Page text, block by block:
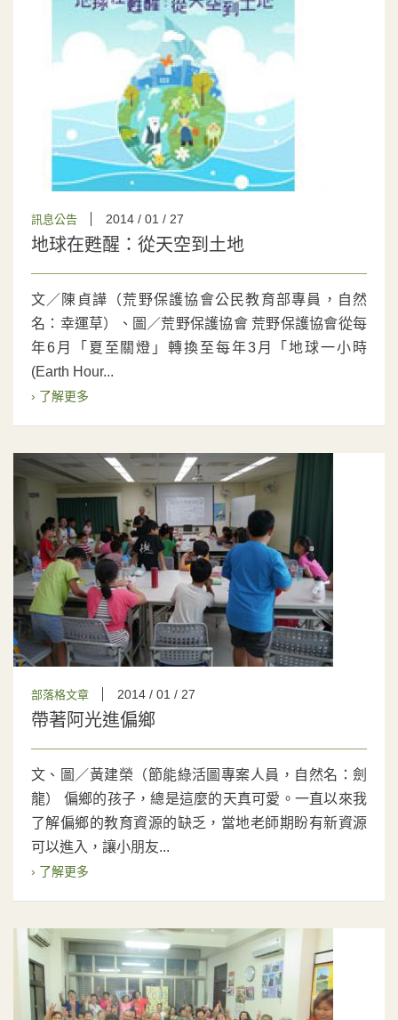
訊息公告 2014 / 01 / 27
地球在甦醒：從天空到土地
文／陳貞譁（荒野保護協會公民教育部專員，自然
名：幸運草）、圖／荒野保護協會 荒野保護協會從每
年6月「夏至關燈」轉換至每年3月「地球一小時
(Earth Hour...
› 了解更多
部落格文章 2014 / 01 / 27
帶著阿光進偏鄉
文、圖／黃建榮（節能綠活圖專案人員，自然名：劍
龍） 偏鄉的孩子，總是這麼的天真可愛。一直以來我
了解偏鄉的教育資源的缺乏，當地老師期盼有新資源
可以進入，讓小朋友...
› 了解更多